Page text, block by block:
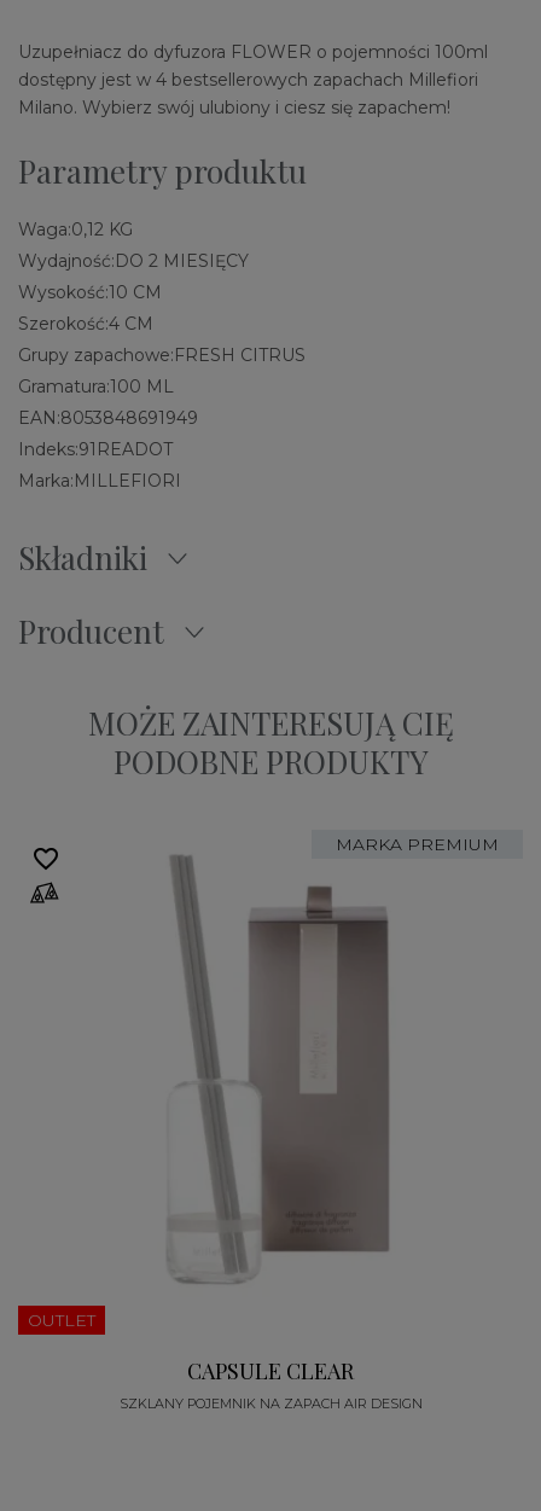
Uzupełniacz do dyfuzora FLOWER o pojemności 100ml
dostępny jest w 4 bestsellerowych zapachach Millefiori
Milano. Wybierz swój ulubiony i ciesz się zapachem!
Parametry produktu
Waga:0,12 KG
Wydajność:DO 2 MIESIĘCY
Wysokość:10 CM
Szerokość:4 CM
Grupy zapachowe:FRESH CITRUS
Gramatura:100 ML
EAN:8053848691949
Indeks:91READOT
Marka:MILLEFIORI
Składniki
Producent
MOŻE ZAINTERESUJĄ CIĘ
PODOBNE PRODUKTY
MARKA PREMIUM
OUTLET
CAPSULE CLEAR
SZKLANY POJEMNIK NA ZAPACH AIR DESIGN
favorite_border